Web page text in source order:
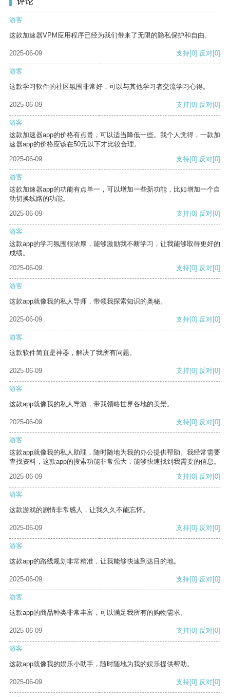
游客
这款加速器VPM应用程序已经为我们带来了无限的隐私保护和自由。
2025-06-09 支持[0] 反对[0]
游客
这款学习软件的社区氛围非常好，可以与其他学习者交流学习心得。
2025-06-09 支持[0] 反对[0]
游客
这款加速器app的价格有点贵，可以适当降低一些。我个人觉得，一款加
速器app的价格应该在50元以下才比较合理。
2025-06-09
支持[0] 反对[0]
游客
这款加速器app的功能有点单一，可以增加一些新功能，比如增加一个自
动切换线路的功能。
2025-06-09
支持[0] 反对[0]
游客
这款app的学习氛围很浓厚，能够激励我不断学习，让我能够取得更好的
成绩。
2025-06-09
支持[0] 反对[0]
游客
这款app就像我的私人导师，带领我探索知识的奥秘。
2025-06-09 支持[0] 反对[0]
游客
这款软件简直是神器，解决了我所有问题。
2025-06-09 支持[0] 反对[0]
游客
这款app就像我的私人导游，带我领略世界各地的美景。
2025-06-09 支持[0] 反对[0]
游客
这款app就像我的私人助理，随时随地为我的办公提供帮助。我经常需要
查找资料，这款app的搜索功能非常强大，能够快速找到我需要的信息。
2025-06-09
支持[0] 反对[0]
游客
这款游戏的剧情非常感人，让我久久不能忘怀。
2025-06-09 支持[0] 反对[0]
游客
这款app的路线规划非常精准，让我能够快速到达目的地。
2025-06-09 支持[0] 反对[0]
游客
这款app的商品种类非常丰富，可以满足我所有的购物需求。
2025-06-09 支持[0] 反对[0]
游客
这款app就像我的娱乐小助手，随时随地为我的娱乐提供帮助。
2025-06-09 支持[0] 反对[0]